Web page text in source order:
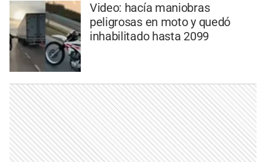
Video: hacía maniobras
peligrosas en moto y quedó
inhabilitado hasta 2099